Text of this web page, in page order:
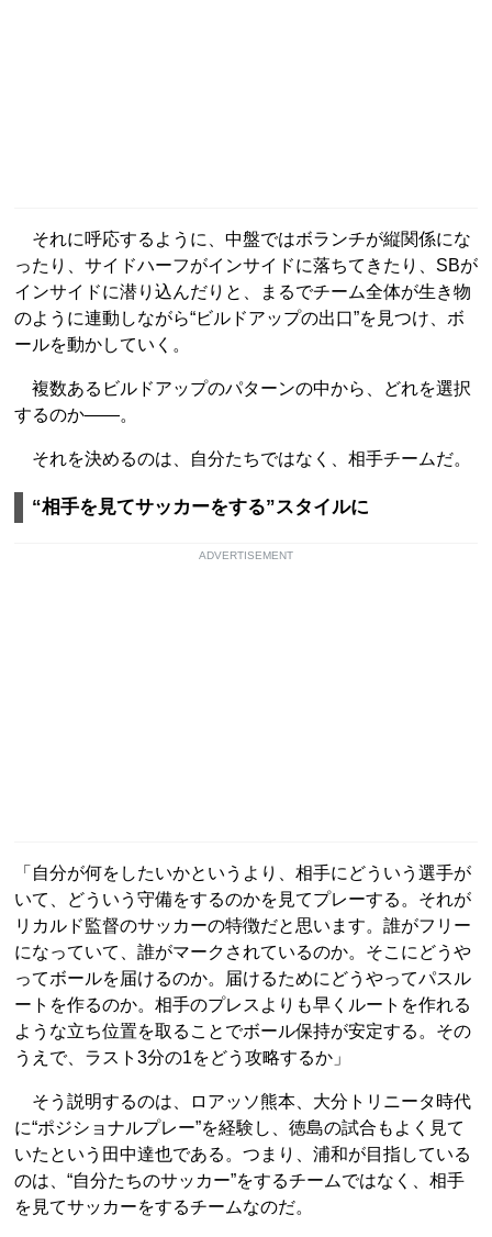
それに呼応するように、中盤ではボランチが縦関係にな
ったり、サイドハーフがインサイドに落ちてきたり、SBが
インサイドに潜り込んだりと、まるでチーム全体が生き物
のように連動しながら“ビルドアップの出口”を見つけ、ボ
ールを動かしていく。
複数あるビルドアップのパターンの中から、どれを選択
するのか――。
それを決めるのは、自分たちではなく、相手チームだ。
“相手を見てサッカーをする”スタイルに
ADVERTISEMENT
「自分が何をしたいかというより、相手にどういう選手が
いて、どういう守備をするのかを見てプレーする。それが
リカルド監督のサッカーの特徴だと思います。誰がフリー
になっていて、誰がマークされているのか。そこにどうや
ってボールを届けるのか。届けるためにどうやってパスル
ートを作るのか。相手のプレスよりも早くルートを作れる
ような立ち位置を取ることでボール保持が安定する。その
うえで、ラスト3分の1をどう攻略するか」
そう説明するのは、ロアッソ熊本、大分トリニータ時代
に“ポジショナルプレー”を経験し、徳島の試合もよく見て
いたという田中達也である。つまり、浦和が目指している
のは、“自分たちのサッカー”をするチームではなく、相手
を見てサッカーをするチームなのだ。